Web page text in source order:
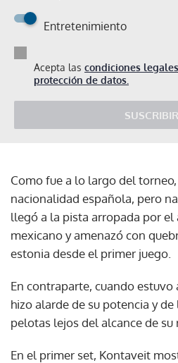
Entretenimiento
Acepta las condiciones legales
protección de datos.
Como fue a lo largo del
nacionalidad española, pero
llegó a la pista arropada por
mexicano y amenazó con
estonia desde el primer juego.
En contraparte, cuando estuvo
hizo alarde de su potencia y
pelotas lejos del alcance de su
En el primer set, Kontaveit